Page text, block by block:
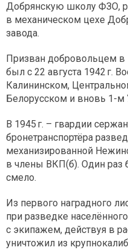
Добрянскую школу ФЗО,
в механическом цехе
завода.
Призван добровольцем в
был с 22 августа 1942 г.
Калининском,
Белорусском и вновь 1-м
В 1945 г. – гвардии
бронетранспортёра
механизированной
в члены ВКП(б). Один раз
смело.
Из первого наградного
при разведке
с экипажем, действуя в
уничтожил из